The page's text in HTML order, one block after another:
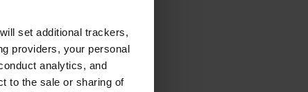
set additional trackers,
providers, your personal
analytics, and
to the sale or sharing of